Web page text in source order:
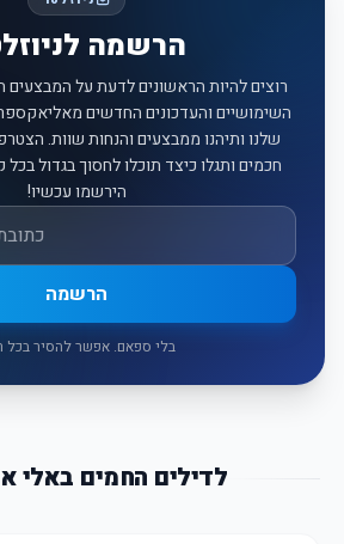
הרשמה
רוצים להיות הראשונים לדעת על המבצעים
השימושיים והעדכונים החדשים
שלנו ותיהנו ממבצעים והנחות שוות.
חכמים ותגלו כיצד תוכלו לחסוך בגדול
הירשמו עכשיו!
אימייל
הרשמה
בלי ספאם. אפשר להסיר בכל
לדילים החמים באלי